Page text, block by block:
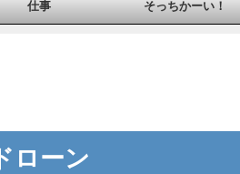
仕事 そっちかーい！
ドローン